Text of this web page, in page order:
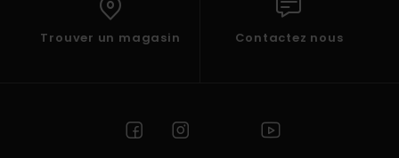
Trouver un magasin Contactez nous